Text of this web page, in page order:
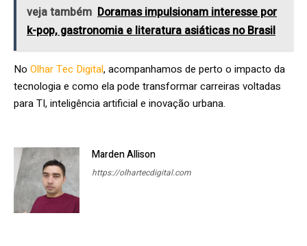
veja também Doramas impulsionam interesse por
k-pop, gastronomia e literatura asiáticas no Brasil
No Olhar Tec Digital, acompanhamos de perto o impacto da
tecnologia e como ela pode transformar carreiras voltadas
para TI, inteligência artificial e inovação urbana.
Marden Allison
https://olhartecdigital.com